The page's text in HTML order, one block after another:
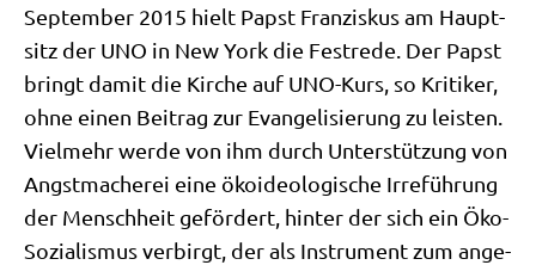
Sep­tem­ber 2015 hielt Papst Fran­zis­kus am Haupt­
sitz der UNO in New York die Fest­re­de. Der Papst
bringt damit die Kir­che auf UNO-Kurs, so Kri­ti­ker,
ohne einen Bei­trag zur Evan­ge­li­sie­rung zu lei­sten.
Viel­mehr wer­de von ihm durch Unter­stüt­zung von
Angst­ma­che­rei eine öko­ideo­lo­gi­sche Irre­füh­rung
der Mensch­heit geför­dert, hin­ter der sich ein Öko-
Sozia­lis­mus ver­birgt, der als Instru­ment zum ange­